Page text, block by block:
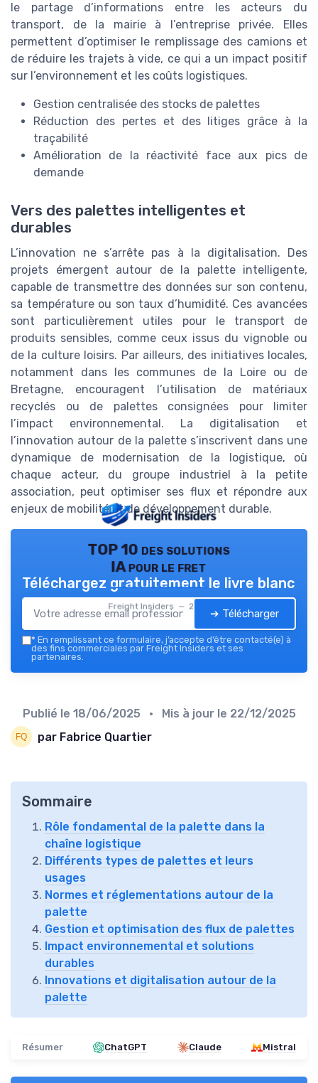
le partage d’informations entre les acteurs du
transport, de la mairie à l’entreprise privée. Elles
permettent d’optimiser le remplissage des camions et
de réduire les trajets à vide, ce qui a un impact positif
sur l’environnement et les coûts logistiques.
Gestion centralisée des stocks de palettes
Réduction des pertes et des litiges grâce à la
traçabilité
Amélioration de la réactivité face aux pics de
demande
Vers des palettes intelligentes et
durables
L’innovation ne s’arrête pas à la digitalisation. Des
projets émergent autour de la palette intelligente,
capable de transmettre des données sur son contenu,
sa température ou son taux d’humidité. Ces avancées
sont particulièrement utiles pour le transport de
produits sensibles, comme ceux issus du vignoble ou
de la culture loisirs. Par ailleurs, des initiatives locales,
notamment dans les communes de la Loire ou de
Bretagne, encouragent l’utilisation de matériaux
recyclés ou de palettes consignées pour limiter
l’impact environnemental. La digitalisation et
l’innovation autour de la palette s’inscrivent dans une
dynamique de modernisation de la logistique, où
chaque acteur, du groupe industriel à la petite
association, peut optimiser ses flux et répondre aux
enjeux de mobilité et de développement durable.
TOP 10 des solutions
IA pour le fret
Freight Insiders — 2026
Téléchargez gratuitement le livre blanc
➔ Télécharger
* En remplissant ce formulaire, j’accepte d’être contacté(e) à
des fins commerciales par Freight Insiders et ses
partenaires.
Publié le 18/06/2025 • Mis à jour le 22/12/2025
par Fabrice Quartier
Sommaire
Rôle fondamental de la palette dans la
chaîne logistique
Différents types de palettes et leurs
usages
Normes et réglementations autour de la
palette
Gestion et optimisation des flux de palettes
Impact environnemental et solutions
durables
Innovations et digitalisation autour de la
palette
Résumer ChatGPT Claude Mistral